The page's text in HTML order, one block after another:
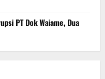
PT Dok Waiame, Dua